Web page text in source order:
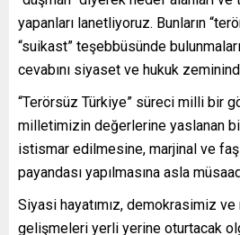
yapanları lanetliyoruz. Bunların
“suikast” teşebbüsünde
cevabını siyaset ve hukuk
“Terörsüz Türkiye” süreci milli bir
milletimizin değerlerine yaslanan
istismar edilmesine, marjinal ve
payandası yapılmasına asla
Siyasi hayatımız, demokrasimiz
gelişmeleri yerli yerine oturtacak